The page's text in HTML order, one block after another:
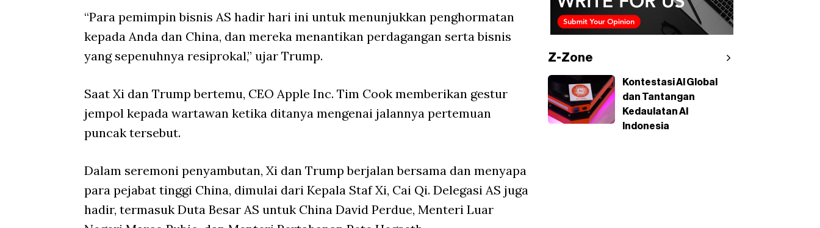
“Para pemimpin bisnis AS hadir hari ini untuk menunjukkan penghormatan
kepada Anda dan China, dan mereka menantikan perdagangan serta bisnis
yang sepenuhnya resiprokal,” ujar Trump.
Saat Xi dan Trump bertemu, CEO Apple Inc. Tim Cook memberikan gestur
jempol kepada wartawan ketika ditanya mengenai jalannya pertemuan
puncak tersebut.
Dalam seremoni penyambutan, Xi dan Trump berjalan bersama dan menyapa
para pejabat tinggi China, dimulai dari Kepala Staf Xi, Cai Qi. Delegasi AS juga
hadir, termasuk Duta Besar AS untuk China David Perdue, Menteri Luar
Z-Zone
Kontestasi AI Global
dan Tantangan
Kedaulatan AI
Indonesia